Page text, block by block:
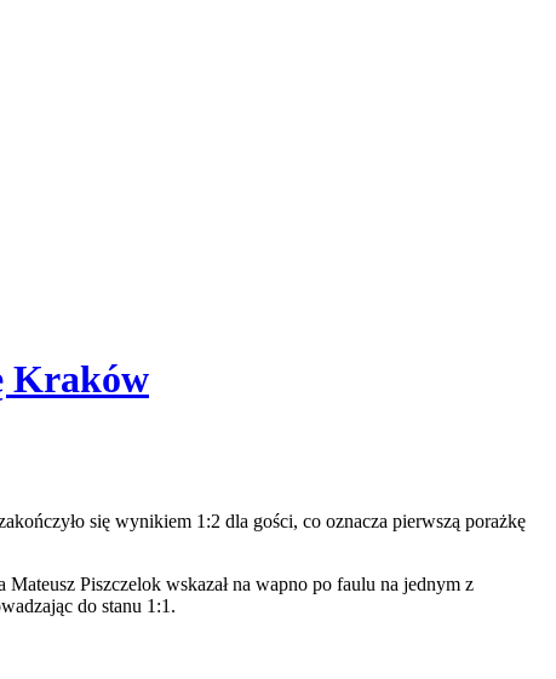
Kraków
się wynikiem 1:2 dla gości, co oznacza pierwszą porażkę
Piszczelok wskazał na wapno po faulu na jednym z
do stanu 1:1.